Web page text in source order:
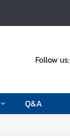
Follow us:
Q&A